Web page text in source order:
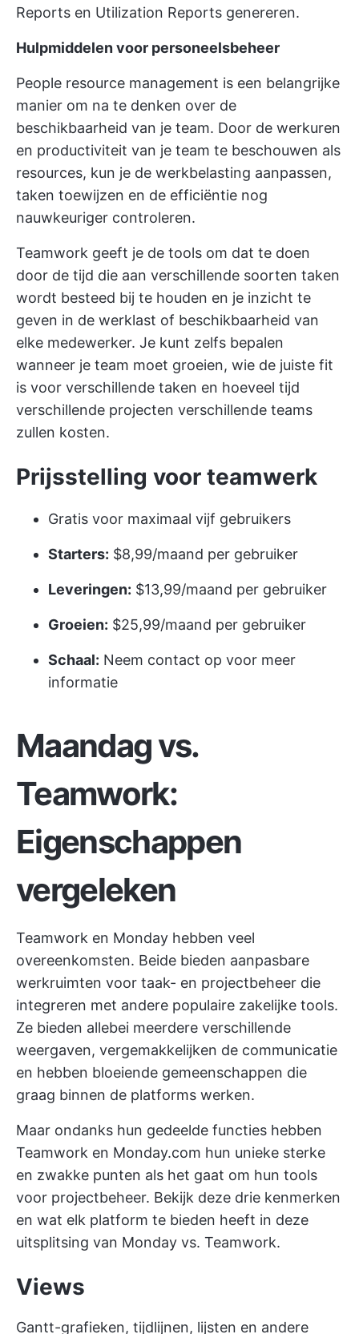
Reports en Utilization Reports genereren.
Hulpmiddelen voor personeelsbeheer
People resource management is een belangrijke
manier om na te denken over de
beschikbaarheid van je team. Door de werkuren
en productiviteit van je team te beschouwen als
resources, kun je de werkbelasting aanpassen,
taken toewijzen en de efficiëntie nog
nauwkeuriger controleren.
Teamwork geeft je de tools om dat te doen
door de tijd die aan verschillende soorten taken
wordt besteed bij te houden en je inzicht te
geven in de werklast of beschikbaarheid van
elke medewerker. Je kunt zelfs bepalen
wanneer je team moet groeien, wie de juiste fit
is voor verschillende taken en hoeveel tijd
verschillende projecten verschillende teams
zullen kosten.
Prijsstelling voor teamwerk
Gratis voor maximaal vijf gebruikers
Starters: $8,99/maand per gebruiker
Leveringen: $13,99/maand per gebruiker
Groeien: $25,99/maand per gebruiker
Schaal: Neem contact op voor meer
informatie
Maandag vs.
Teamwork:
Eigenschappen
vergeleken
Teamwork en Monday hebben veel
overeenkomsten. Beide bieden aanpasbare
werkruimten voor taak- en projectbeheer die
integreren met andere populaire zakelijke tools.
Ze bieden allebei meerdere verschillende
weergaven, vergemakkelijken de communicatie
en hebben bloeiende gemeenschappen die
graag binnen de platforms werken.
Maar ondanks hun gedeelde functies hebben
Teamwork en Monday.com hun unieke sterke
en zwakke punten als het gaat om hun tools
voor projectbeheer. Bekijk deze drie kenmerken
en wat elk platform te bieden heeft in deze
uitsplitsing van Monday vs. Teamwork.
Views
Gantt-grafieken, tijdlijnen, lijsten en andere